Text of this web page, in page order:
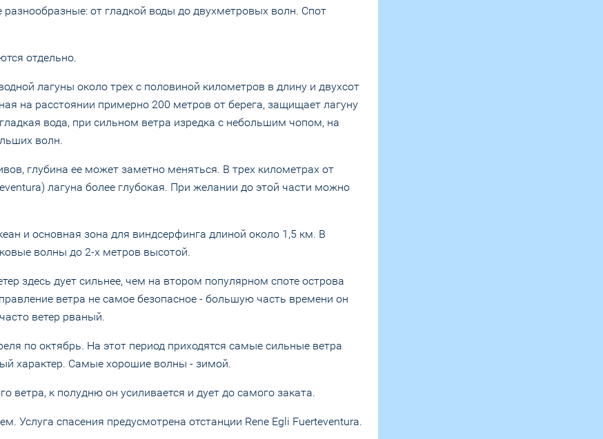
от гладкой воды до двухметровых волн. Спот
отдельно.
лагуны около трех с половиной километров в длину и двухсот
на расстоянии примерно 200 метров от берега, защищает лагуну
вода, при сильном ветра изредка с небольшим чопом, на
волн.
глубина ее может заметно меняться. В трех километрах от
лагуна более глубокая. При желании до этой части можно
и основная зона для виндсерфинга длиной около 1,5 км. В
волны до 2-х метров высотой.
здесь дует сильнее, чем на втором популярном споте острова
ветра не самое безопасное - большую часть времени он
ветер рваный.
по октябрь. На этот период приходятся самые сильные ветра
характер. Самые хорошие волны - зимой.
ветра, к полудню он усиливается и дует до самого заката.
Услуга спасения предусмотрена отстанции Rene Egli Fuerteventura.